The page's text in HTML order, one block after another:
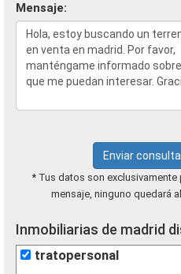
Mensaje:
Enviar consulta
* Tus datos son exclusivamente
mensaje, ninguno quedará
Inmobiliarias de madrid
tratopersonal